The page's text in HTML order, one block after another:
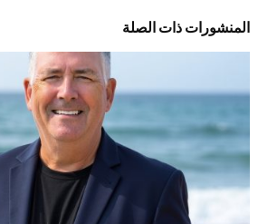
المنشورات ذات الصلة